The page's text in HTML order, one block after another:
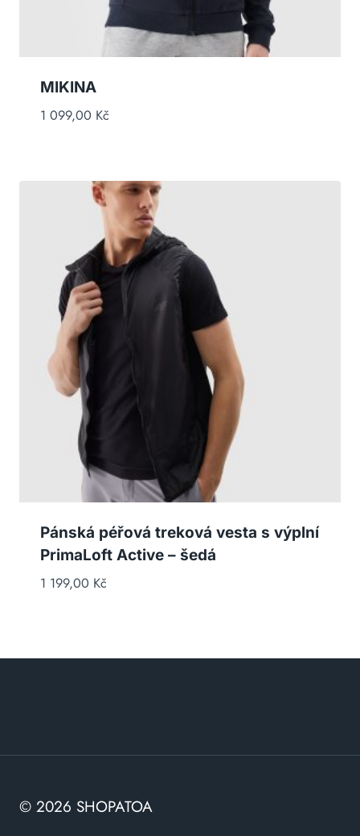
MIKINA
1 099,00 Kč
Pánská péřová treková vesta s výplní
PrimaLoft Active – šedá
1 199,00 Kč
© 2026 SHOPATOA